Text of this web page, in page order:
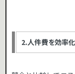
2.人件費を効率